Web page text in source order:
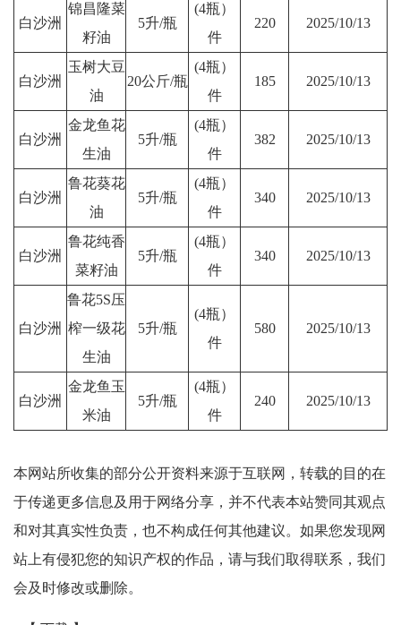
白沙洲
锦昌隆菜
籽油
5升/瓶
(4瓶）
件
220 2025/10/13
白沙洲
玉树大豆
油
20公斤/瓶
(4瓶）
件
185 2025/10/13
白沙洲
金龙鱼花
生油
5升/瓶
(4瓶）
件
382 2025/10/13
白沙洲
鲁花葵花
油
5升/瓶
(4瓶）
件
340 2025/10/13
白沙洲
鲁花纯香
菜籽油
5升/瓶
(4瓶）
件
340 2025/10/13
白沙洲
鲁花5S压
榨一级花
生油
5升/瓶
(4瓶）
件
580 2025/10/13
白沙洲
金龙鱼玉
米油
5升/瓶
(4瓶）
件
240 2025/10/13
本网站所收集的部分公开资料来源于互联网，转载的目的在
于传递更多信息及用于网络分享，并不代表本站赞同其观点
和对其真实性负责，也不构成任何其他建议。如果您发现网
站上有侵犯您的知识产权的作品，请与我们取得联系，我们
会及时修改或删除。